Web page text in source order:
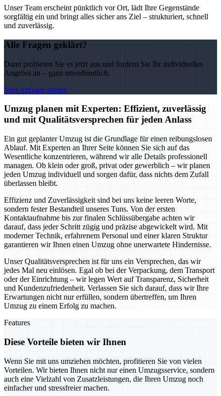
Unser Team erscheint pünktlich vor Ort, lädt Ihre Gegenstände
sorgfältig ein und bringt alles sicher ans Ziel – strukturiert, schnell
und zuverlässig.
Alle Fragen geklärt?
Dann probieren Sie es jetzt aus und fordern Sie Ihr individuelles
Angebot an – ganz unverbindlich.
Jetzt Anfrage starten
Umzug planen mit Experten: Effizient, zuverlässig
und mit Qualitätsversprechen für jeden Anlass
Ein gut geplanter Umzug ist die Grundlage für einen reibungslosen
Ablauf. Mit Experten an Ihrer Seite können Sie sich auf das
Wesentliche konzentrieren, während wir alle Details professionell
managen. Ob klein oder groß, privat oder gewerblich – wir planen
jeden Umzug individuell und sorgen dafür, dass nichts dem Zufall
überlassen bleibt.
Effizienz und Zuverlässigkeit sind bei uns keine leeren Worte,
sondern fester Bestandteil unseres Tuns. Von der ersten
Kontaktaufnahme bis zur finalen Schlüssübergabe achten wir
darauf, dass jeder Schritt zügig und präzise abgewickelt wird. Mit
moderner Technik, erfahrenem Personal und einer klaren Struktur
garantieren wir Ihnen einen Umzug ohne unerwartete Hindernisse.
Unser Qualitätsversprechen ist für uns ein Versprechen, das wir
jedes Mal neu einlösen. Egal ob bei der Verpackung, dem Transport
oder der Einrichtung – wir legen Wert auf Transparenz, Sicherheit
und Kundenzufriedenheit. Verlassen Sie sich darauf, dass wir Ihre
Erwartungen nicht nur erfüllen, sondern übertreffen, um Ihren
Umzug zu einem Erfolg zu machen.
Features
Diese Vorteile bieten wir Ihnen
Wenn Sie mit uns umziehen möchten, profitieren Sie von vielen
Vorteilen. Wir bieten Ihnen nicht nur einen Umzugsservice, sondern
auch eine Vielzahl von Zusatzleistungen, die Ihren Umzug noch
einfacher und stressfreier machen.